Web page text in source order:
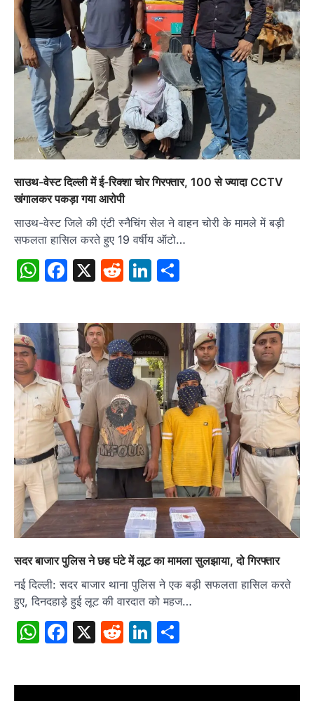
साउथ-वेस्ट दिल्ली में ई-रिक्शा चोर गिरफ्तार, 100 से ज्यादा CCTV
खंगालकर पकड़ा गया आरोपी
साउथ-वेस्ट जिले की एंटी स्नैचिंग सेल ने वाहन चोरी के मामले में बड़ी
सफलता हासिल करते हुए 19 वर्षीय ऑटो…
WhatsApp
Facebook
X RedditLinkedIn
सदर बाजार पुलिस ने छह घंटे में लूट का मामला सुलझाया, दो गिरफ्तार
नई दिल्ली: सदर बाजार थाना पुलिस ने एक बड़ी सफलता हासिल करते
हुए, दिनदहाड़े हुई लूट की वारदात को महज…
WhatsApp
Facebook
X RedditLinkedIn